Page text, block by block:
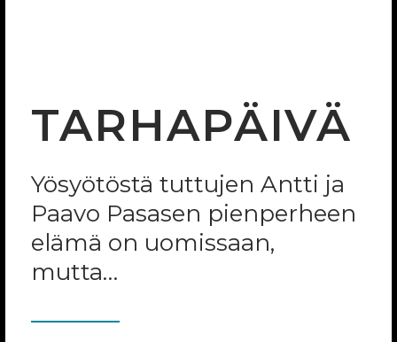
TARHAPÄIVÄ
Yösyötöstä tuttujen Antti ja
Paavo Pasasen pienperheen
elämä on uomissaan,
mutta…